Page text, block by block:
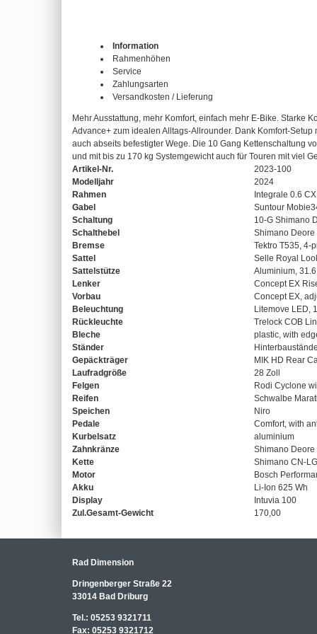
Information
Rahmenhöhen
Service
Zahlungsarten
Versandkosten / Lieferung
Mehr Ausstattung, mehr Komfort, einfach mehr E-Bike. Starke
Advance+ zum idealen Alltags-Allrounder. Dank Komfort-
auch abseits befestigter Wege. Die 10 Gang Kettenschaltung
und mit bis zu 170 kg Systemgewicht auch für Touren mit viel
Artikel-Nr.
2023-100
Modelljahr
2024
Rahmen
Integrale 0.6
Gabel
Suntour
Schaltung
10-G Shimano
Schalthebel
Shimano Deore
Bremse
Tektro T535, 4-
Sattel
Selle Royal
Sattelstütze
Aluminium,
Lenker
Concept EX
Vorbau
Concept EX,
Beleuchtung
Litemove LED,
Rückleuchte
Trelock COB
Bleche
plastic, with
Ständer
Gepäckträger
MIK HD Rear
Laufradgröße
28 Zoll
Felgen
Rodi Cyclone
Reifen
Schwalbe
Speichen
Niro
Pedale
Comfort, with
Kurbelsatz
aluminium
Zahnkränze
Shimano Deore
Kette
Shimano CN-
Motor
Bosch
Akku
Li-Ion 625 Wh
Display
Intuvia 100
Zul.Gesamt-Gewicht
170,00
Rad Dimension
Dringenberger Straße 22
33014 Bad Driburg
Tel.: 05253 9321711
Fax: 05253 9321712